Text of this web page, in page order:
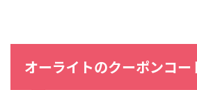
オーライトのクーポンコー